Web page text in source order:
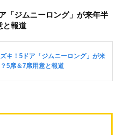
「ジムニーロング」が来年半
と報道